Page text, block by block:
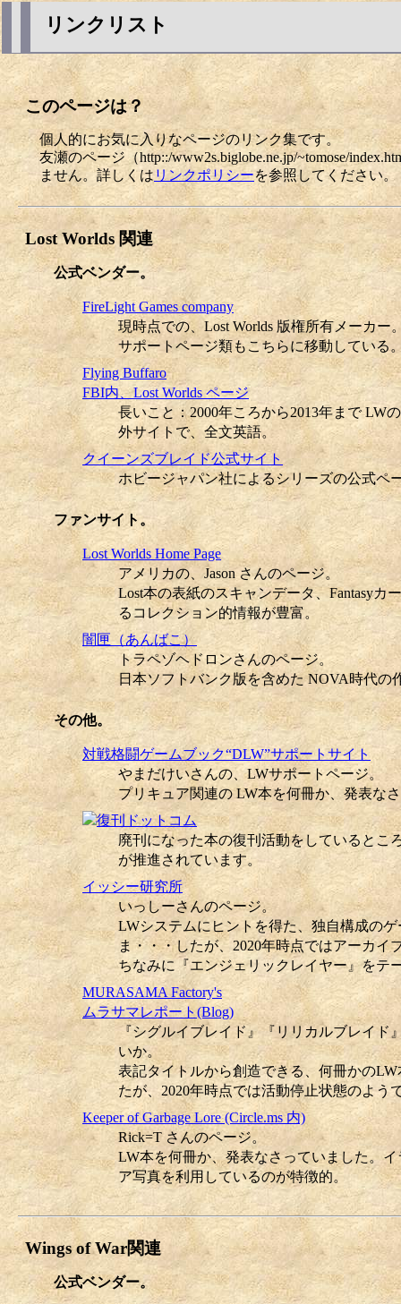
リンクリスト
このページは？
個人的にお気に入りなページのリンク集です。
友瀬のページ（http::/www2s.biglobe.ne.jp/~tomose/
ません。詳しくは リンクポリシーを参照してください。
Lost Worlds 関連
公式ベンダー。
FireLight Games company
現時点での、Lost Worlds 版権所有メーカー
サポートページ類もこちらに移動している
Flying Buffaro
FBI内、Lost Worlds ページ
長いこと：2000年ころから2013年まで LW
外サイトで、全文英語。
クイーンズブレイド公式サイト
ホビージャパン社によるシリーズの公式ペ
ファンサイト。
Lost Worlds Home Page
アメリカの、Jason さんのページ。
Lost本の表紙のスキャンデータ、Fantasyカ
るコレクション的情報が豊富。
闇匣（あんばこ）
トラペゾヘドロンさんのページ。
日本ソフトバンク版を含めた NOVA時代の
その他。
対戦格闘ゲームブック“DLW”サポートサイト
やまだけいさんの、LWサポートページ。
プリキュア関連の LW本を何冊か、発表な
廃刊になった本の復刊活動をしているとこ
が推進されています。
イッシー研究所
いっしーさんのページ。
LWシステムにヒントを得た、独自構成の
ま・・・したが、2020年時点ではアーカイ
ちなみに『エンジェリックレイヤー』をテ
MURASAMA Factory's
ムラサマレポート(Blog)
『シグルイブレイド』『リリカルブレイド
いか。
表記タイトルから創造できる、何冊かの
たが、2020年時点では活動停止状態のよう
Keeper of Garbage Lore (Circle.ms 内)
Rick=T さんのページ。
LW本を何冊か、発表なさっていました。
ア写真を利用しているのが特徴的。
Wings of War関連
公式ベンダー。